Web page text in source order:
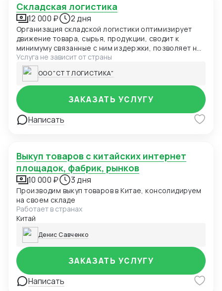
Складская логистика
12 000 ₽ 2 дня
Организация складской логистики оптимизирует
движение товара, сырья, продукции, сводит к
минимуму связанные с ним издержки, позволяет не
отвлекаться от основных бизнес-процессов. «СТТ
Логистика» работает как оператор полного цикла и
оказывает весь спектр услуг по хранению,
обработке, транспортировке грузов, их
таможенному оформлению.
Услуга не зависит от страны
ООО "СТТ ЛОГИСТИКА"
Написать
ЗАКАЗАТЬ УСЛУГУ
Выкуп товаров с китайских интернет
площадок, фабрик, рынков
10 000 ₽ 3 дня
Производим выкуп товаров в Китае, консолидируем
на своем складе
Работает в странах
Китай
Денис Савченко
Написать
ЗАКАЗАТЬ УСЛУГУ